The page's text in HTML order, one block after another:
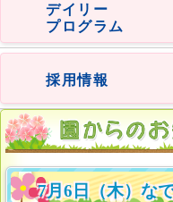
デイリー
プログラム
採用情報
7月6日（木）な